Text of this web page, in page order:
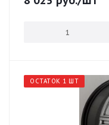
ОСТАТОК 1 ШТ